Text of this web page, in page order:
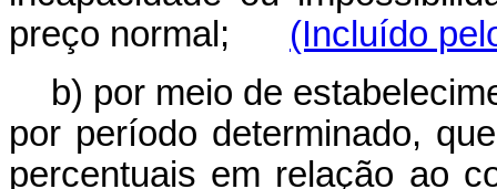
preço normal; (Incluído
b) por meio de
por período determinado,
percentuais em relação